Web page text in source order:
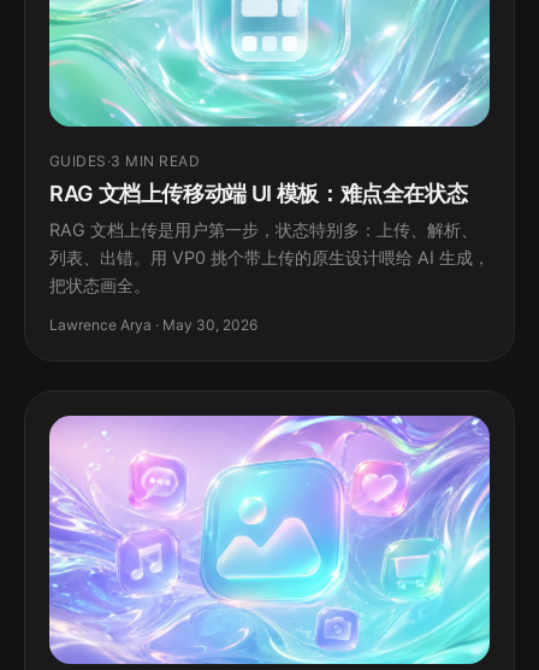
GUIDES ·3 MIN READ
RAG 文档上传移动端 UI 模板：难点全在状态
RAG 文档上传是用户第一步，状态特别多：上传、解析、
列表、出错。用 VP0 挑个带上传的原生设计喂给 AI 生成，
把状态画全。
Lawrence Arya · May 30, 2026